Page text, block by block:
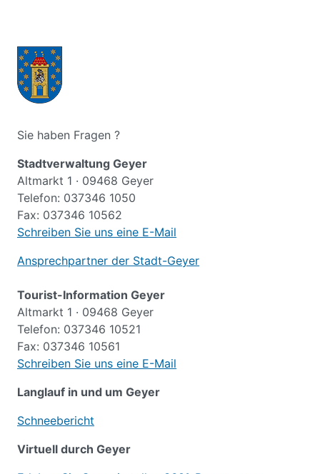
Sie haben Fragen ?
Stadtverwaltung Geyer
Altmarkt 1 · 09468 Geyer
Telefon: 037346 1050
Fax: 037346 10562
Schreiben Sie uns eine E-Mail
Ansprechpartner der Stadt-Geyer
Tourist-Information Geyer
Altmarkt 1 · 09468 Geyer
Telefon: 037346 10521
Fax: 037346 10561
Schreiben Sie uns eine E-Mail
Langlauf in und um Geyer
Schneebericht
Virtuell durch Geyer